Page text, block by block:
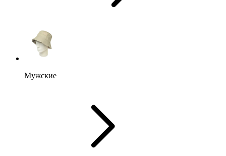
Мужские